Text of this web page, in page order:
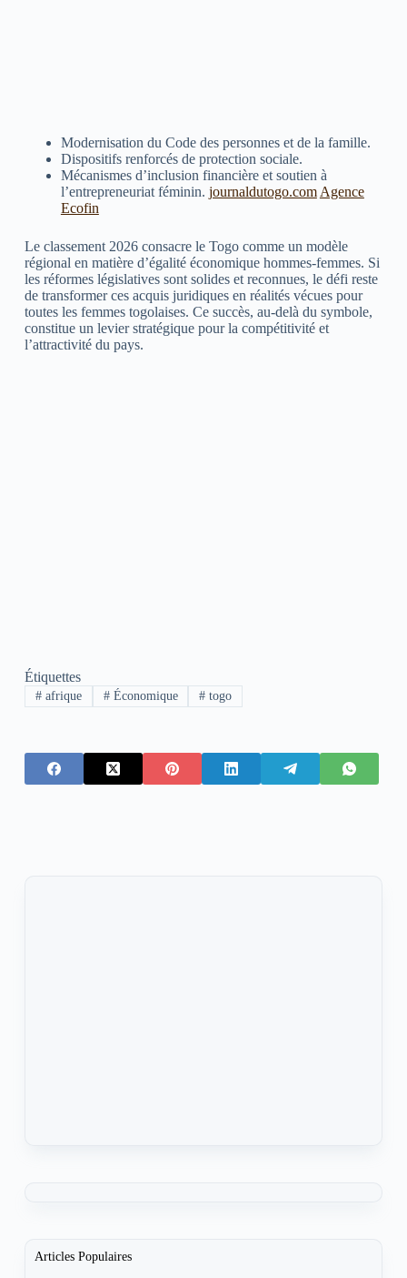
Modernisation du Code des personnes et de la famille.
Dispositifs renforcés de protection sociale.
Mécanismes d’inclusion financière et soutien à
l’entrepreneuriat féminin. journaldutogo.com Agence
Ecofin
Le classement 2026 consacre le Togo comme un modèle
régional en matière d’égalité économique hommes-femmes. Si
les réformes législatives sont solides et reconnues, le défi reste
de transformer ces acquis juridiques en réalités vécues pour
toutes les femmes togolaises. Ce succès, au-delà du symbole,
constitue un levier stratégique pour la compétitivité et
l’attractivité du pays.
Étiquettes
#afrique #Économique # togo
Articles Populaires